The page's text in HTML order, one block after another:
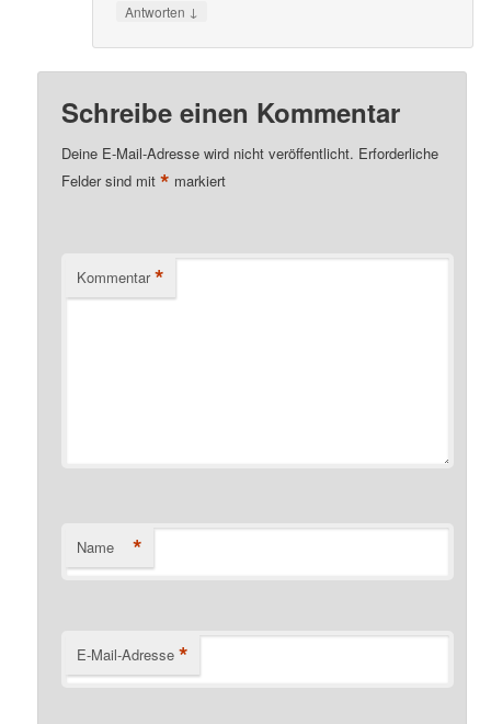
Antworten ↓
Schreibe einen Kommentar
Deine E-Mail-Adresse wird nicht veröffentlicht. Erforderliche
Felder sind mit* markiert
Kommentar *
Name *
E-Mail-Adresse *